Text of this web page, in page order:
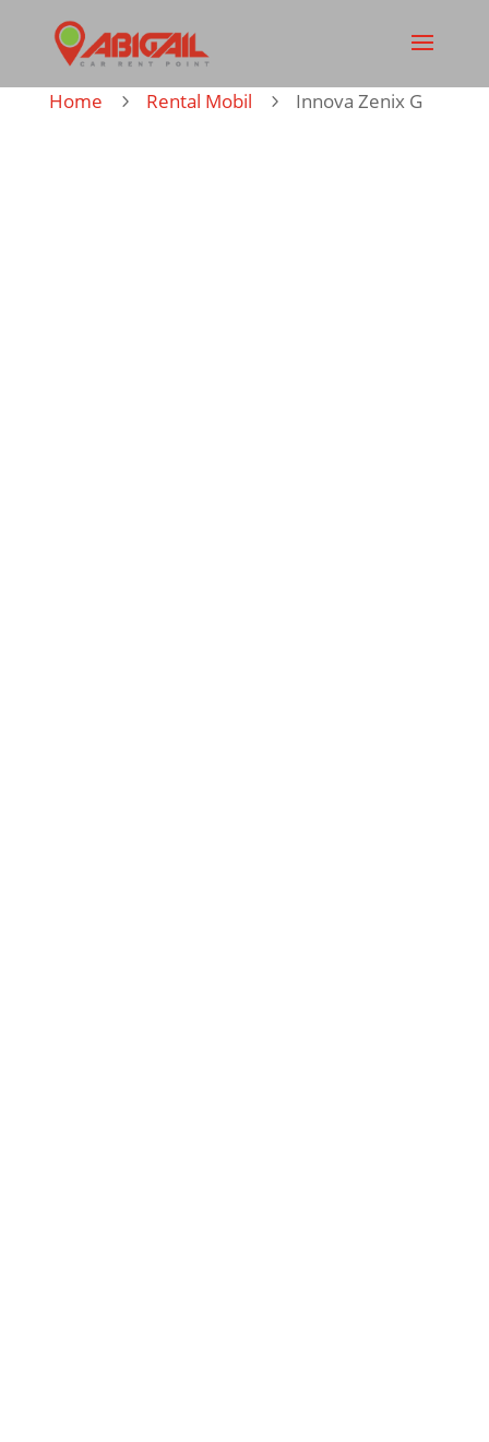
Home 5 Rental Mobil 5 Innova Zenix G